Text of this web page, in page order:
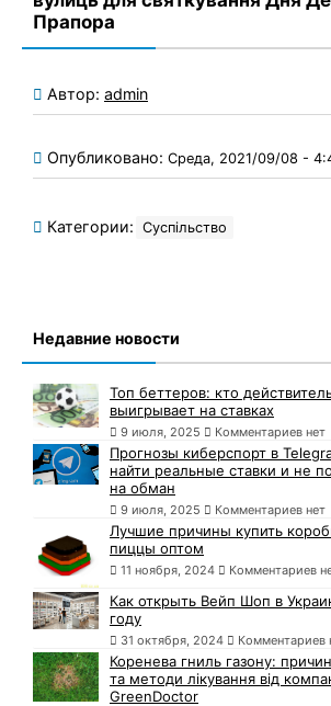
Прапора
Автор: admin
Опубликовано: Среда, 2021/09/08 -
Категории: Суспільство
Недавние новости
Топ беттеров: кто
выигрывает на ставках
9 июля, 2025 Комментариев нет
Прогнозы киберспорт в
найти реальные ставки и не
на обман
9 июля, 2025 Комментариев нет
Лучшие причины купить
пиццы оптом
11 ноября, 2024 Комментариев
Как открыть Вейп Шоп в
году
31 октября, 2024 Комментариев
Коренева гниль газону:
та методи лікування від
GreenDoctor